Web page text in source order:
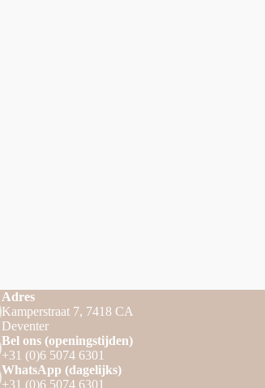
Adres
Kamperstraat 7, 7418 CA
Deventer
Bel ons (openingstijden)
+31 (0)6 5074 6301
WhatsApp (dagelijks)
+31 (0)6 5074 6301